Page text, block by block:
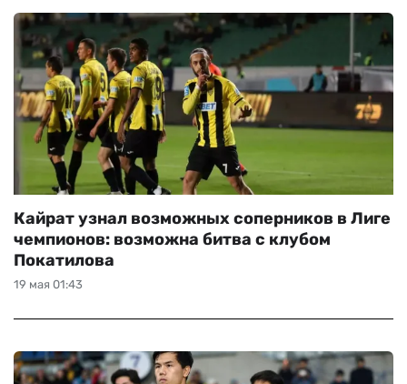
19 мая 01:43
Кайрат узнал возможных соперников в Лиге
чемпионов: возможна битва с клубом
Покатилова